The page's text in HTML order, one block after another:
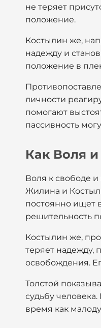
не теряет
положение.
Костылин же,
надежду и
положение в
личности
помогают
пассивность
Как Воля
Воля к свободе
Жилина и
постоянно ищет
решительность
Костылин же,
теряет надежду,
освобождения.
Толстой
судьбу
время как